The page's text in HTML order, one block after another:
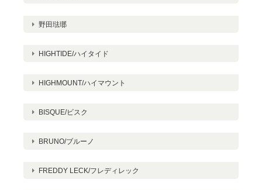
野田琺瑯
HIGHTIDE/ハイタイド
HIGHMOUNT/ハイマウント
BISQUE/ビスク
BRUNO/ブルーノ
FREDDY LECK/フレディレック